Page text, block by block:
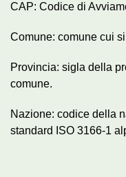
CAP: Codice di
Comune: comune cui
Provincia: sigla della
comune.
Nazione: codice della
standard ISO 3166-1